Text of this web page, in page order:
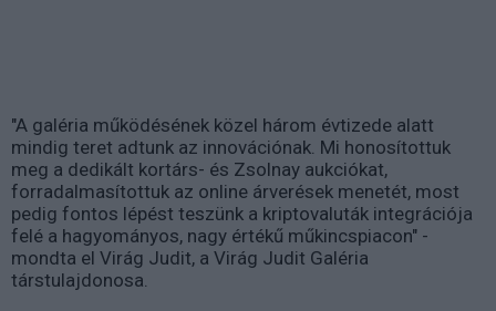
"A galéria működésének közel három évtizede alatt
mindig teret adtunk az innovációnak. Mi honosítottuk
meg a dedikált kortárs- és Zsolnay aukciókat,
forradalmasítottuk az online árverések menetét, most
pedig fontos lépést teszünk a kriptovaluták integrációja
felé a hagyományos, nagy értékű műkincspiacon" -
mondta el Virág Judit, a Virág Judit Galéria
társtulajdonosa.